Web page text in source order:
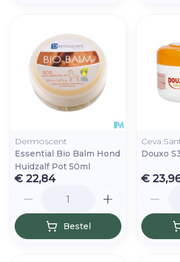
Dermoscent
Essential Bio Balm Hond
Huidzalf Pot 50ml
€ 22,84
Bestel
Ceva
Douxo
€